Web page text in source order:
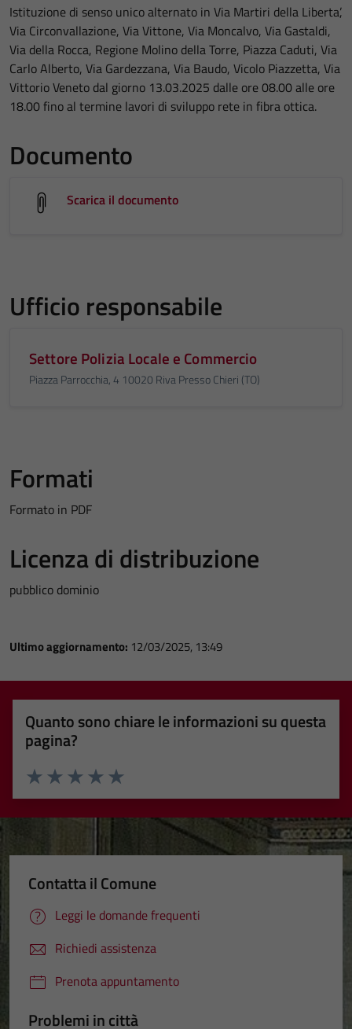
Istituzione di senso unico alternato in Via Martiri della Liberta’,
Via Circonvallazione, Via Vittone, Via Moncalvo, Via Gastaldi,
Via della Rocca, Regione Molino della Torre, Piazza Caduti, Via
Carlo Alberto, Via Gardezzana, Via Baudo, Vicolo Piazzetta, Via
Vittorio Veneto dal giorno 13.03.2025 dalle ore 08.00 alle ore
18.00 fino al termine lavori di sviluppo rete in fibra ottica.
Documento
Scarica il documento
Ufficio responsabile
Settore Polizia Locale e Commercio
Piazza Parrocchia, 4 10020 Riva Presso Chieri (TO)
Formati
Formato in PDF
Licenza di distribuzione
pubblico dominio
Ultimo aggiornamento: 12/03/2025, 13:49
Quanto sono chiare le informazioni su questa
pagina?
Valuta 5 stelle su 5
Valuta 4 stelle su 5
Valuta 3 stelle su 5
Valuta 2 stelle su 5
Valuta 1 stelle su 5
Contatta il Comune
Leggi le domande frequenti
Richiedi assistenza
Prenota appuntamento
Problemi in città